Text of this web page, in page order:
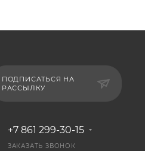
ПОДПИСАТЬСЯ НА
РАССЫЛКУ
+7 861 299-30-15
ЗАКАЗАТЬ ЗВОНОК